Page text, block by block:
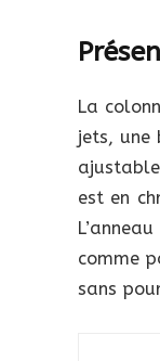
La
jets, une
est en
comme
sans